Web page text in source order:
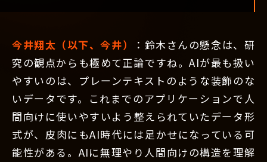
今井翔太（以下、今井）
：鈴木さんの懸念は、研
究の観点からも極めて正論ですね。AIが最も扱い
やすいのは、プレーンテキストのような装飾のな
いデータです。これまでのアプリケーションで人
間向けに使いやすいよう整えられていたデータ形
式が、皮肉にもAI時代には足かせになっている可
能性がある。AIに無理やり人間向けの構造を理解